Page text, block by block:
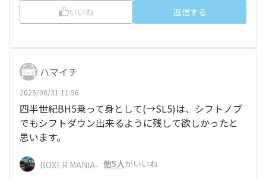
いいね 返信する
ハマイチ
2025/08/31 11:56
四半世紀BH5乗って身として(→SL5)は、シフトノブ
でもシフトダウン出来るように残して欲しかったと
思います。
BOXER MANIA、 他5人がいいね